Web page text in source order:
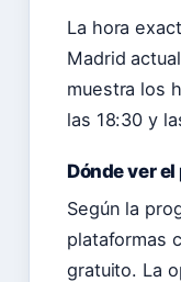
La hora
Madrid
muestra los
las 18:30 y
Dónde ver
Según la
plataformas
gratuito. La